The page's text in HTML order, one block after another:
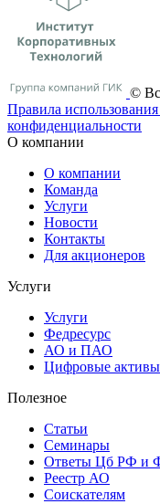
©
Правила
конфиденциальности
О компании
О компании
Команда
Услуги
Новости
Контакты
Для акционеров
Услуги
Услуги
Федресурс
АО и ПАО
Цифровые активы
Полезное
Статьи
Cеминары
Ответы Цб РФ и
Реестр АО
Соискателям